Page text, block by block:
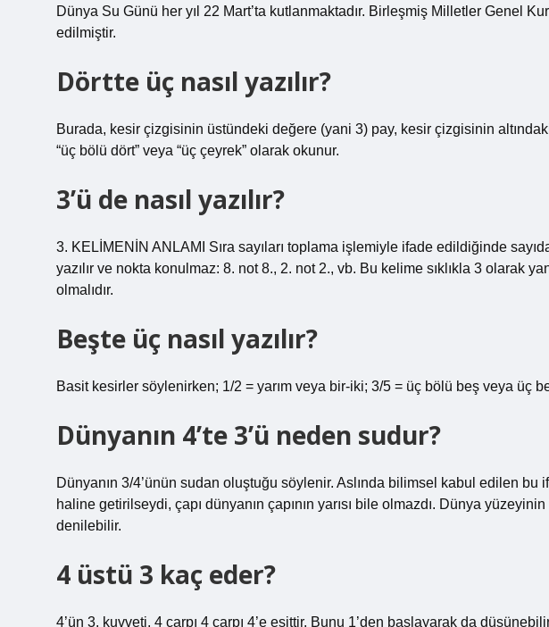
Dünya Su Günü her yıl 22 Mart’ta kutlanmaktadır. Birleşmiş Milletler Genel
edilmiştir.
Dörtte üç nasıl yazılır?
Burada, kesir çizgisinin üstündeki değere (yani 3) pay, kesir çizgisinin
“üç bölü dört” veya “üç çeyrek” olarak okunur.
3’ü de nasıl yazılır?
3. KELİMENİN ANLAMI Sıra sayıları toplama işlemiyle ifade edildiğinde
yazılır ve nokta konulmaz: 8. not 8., 2. not 2., vb. Bu kelime sıklıkla 3 olarak
olmalıdır.
Beşte üç nasıl yazılır?
Basit kesirler söylenirken; 1/2 = yarım veya bir-iki; 3/5 = üç bölü beş veya üç
Dünyanın 4’te 3’ü neden sudur?
Dünyanın 3/4’ünün sudan oluştuğu söylenir. Aslında bilimsel kabul edilen bu
haline getirilseydi, çapı dünyanın çapının yarısı bile olmazdı. Dünya
denilebilir.
4 üstü 3 kaç eder?
4’ün 3. kuvveti, 4 çarpı 4 çarpı 4’e eşittir. Bunu 1’den başlayarak da